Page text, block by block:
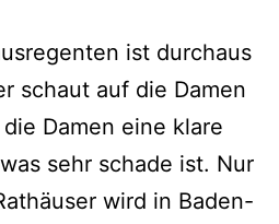
ist durchaus
schaut auf die Damen
Damen eine klare
sehr schade ist. Nur
wird in Baden-